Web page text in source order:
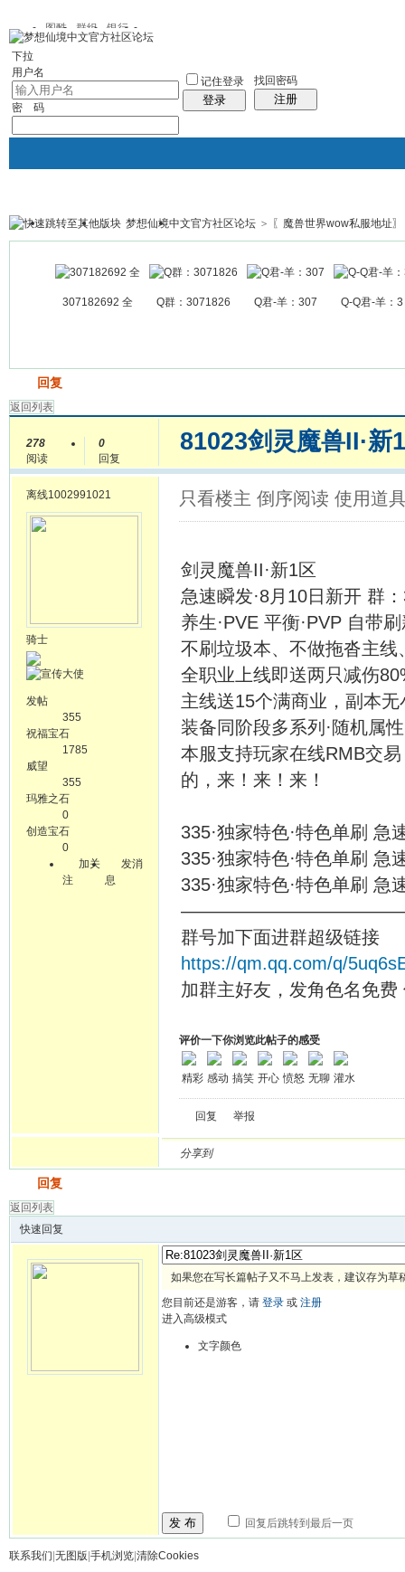
图酷 群组 银行
下拉
用户名
密 码
记住登录
登录
找回密码
注册
银行 群组聚合 我的空间
帖子
梦想仙境中文官方社区论坛 > 〖魔兽世界wow私服地址〗
307182692 全 Q群：3071826 Q君-羊：307 Q-Q君-羊：3
回复
返回列表
278
阅读
0
回复
81023剑灵魔兽II·新
离线1002991021
骑士
发帖
355
祝福宝石
1785
威望
355
玛雅之石
0
创造宝石
0
加关
注
发消
息
只看楼主 倒序阅读 使用道
剑灵魔兽II·新1区
急速瞬发·8月10日新开 群
养生·PVE 平衡·PVP 自带
不刷垃圾本、不做拖沓主线
全职业上线即送两只减伤
主线送15个满商业，副本
装备同阶段多系列·随机属
本服支持玩家在线RMB交
的，来！来！来！
335·独家特色·特色单刷
335·独家特色·特色单刷
335·独家特色·特色单刷
群号加下面进群超级链接
https://qm.qq.com/q/
加群主好友，发角色名免费
评价一下你浏览此帖子的感受
精彩 感动 搞笑 开心 愤怒 无聊 灌水
回复 举报
分享到
回复
返回列表
快速回复
如果您在写长篇帖子又不马上发表，建议存为草
您目前还是游客，请 登录 或 注册
进入高级模式
文字颜色
发 布 回复后跳转到最后一页
联系我们 无图版 手机浏览 清除Cookies